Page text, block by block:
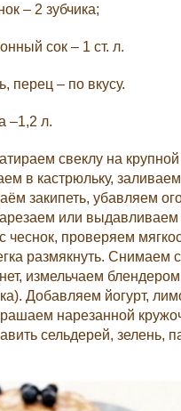
– 2 зубчика;
сок – 1 ст. л.
перец – по вкусу.
–1,2 л.
свеклу на крупной
в кастрюльку,
закипеть, убавляем
или
чеснок, проверяем
размякнуть. Снимаем
измельчаем
Добавляем йогурт,
нарезанной
сельдерей, зелень,